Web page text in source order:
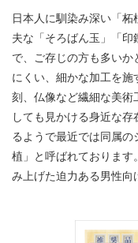
日本人に馴染み深い「
夫な「そろばん玉」「印
で、ご存じの方も多い
にくい、細かな加工を
刻、仏像など繊細な美術
しても見かける身近な
るようで最近では同属
植」と呼ばれております
み上げた迫力ある男性向